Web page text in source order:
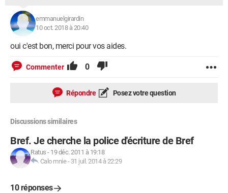
emmanuelgirardin
10 oct. 2018 à 20:40
oui c'est bon, merci pour vos aides.
Commenter 0
Répondre Posez votre question
Discussions similaires
Bref. Je cherche la police d'écriture de Bref
Ratus - 19 déc. 2011 à 19:18
Calo mnie- 31 juil. 2014 à 22:29
10 réponses